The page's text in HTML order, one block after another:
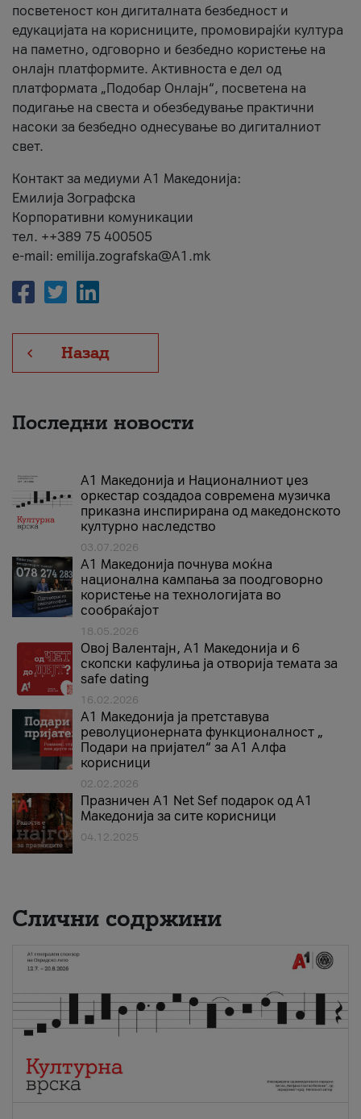
посветеност кон дигиталната безбедност и
едукацијата на корисниците, промовирајќи култура
на паметно, одговорно и безбедно користење на
онлајн платформите. Активноста е дел од
платформата „Подобар Онлајн“, посветена на
подигање на свеста и обезбедување практични
насоки за безбедно однесување во дигиталниот
свет.
Контакт за медиуми А1 Македонија:
Емилија Зографска
Корпоративни комуникации
тел. ++389 75 400505
e-mail: emilija.zografska@A1.mk
Назад
Последни новости
А1 Македонија и Националниот џез
оркестар создадоа современа музичка
приказна инспирирана од македонското
културно наследство
03.07.2026
A1 Македонија почнува моќна
национална кампања за поодговорно
користење на технологијата во
сообраќајот
18.05.2026
Овој Валентајн, A1 Македонија и 6
скопски кафулиња ја отворија темата за
safe dating
16.02.2026
А1 Македонија ја претставува
револуционерната функционалност „
Подари на пријател“ за А1 Алфа
корисници
02.02.2026
Празничен A1 Net Sеf подарок од А1
Македонија за сите корисници
04.12.2025
Слични содржини